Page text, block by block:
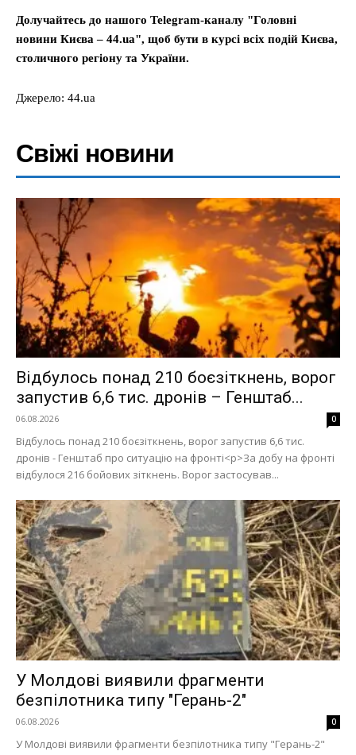
Долучайтесь до нашого Telegram-каналу "Головні
новини Києва – 44.ua", щоб бути в курсі всіх подій Києва,
столичного регіону та України.
Джерело: 44.ua
Свіжі новини
Відбулось понад 210 боєзіткнень, ворог
запустив 6,6 тис. дронів – Генштаб...
06.08.2026 0
Відбулось понад 210 боєзіткнень, ворог запустив 6,6 тис.
дронів - Генштаб про ситуацію на фронті<p>За добу на фронті
відбулося 216 бойових зіткнень. Ворог застосував...
У Молдові виявили фрагменти
безпілотника типу "Герань-2"
06.08.2026 0
У Молдові виявили фрагменти безпілотника типу "Герань-2"